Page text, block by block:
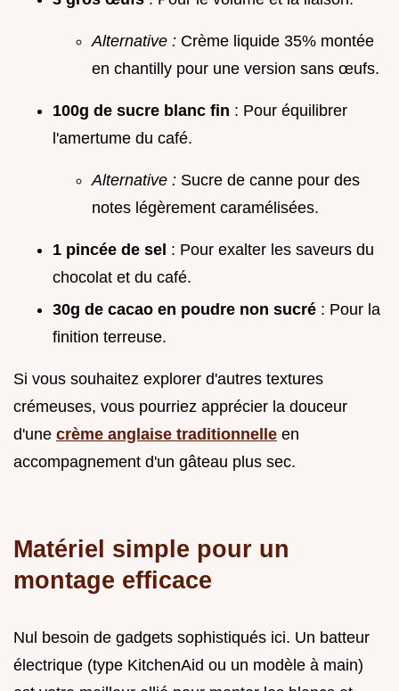
Alternative : Crème liquide 35% montée
en chantilly pour une version sans œufs.
100g de sucre blanc fin : Pour équilibrer
l'amertume du café.
Alternative : Sucre de canne pour des
notes légèrement caramélisées.
1 pincée de sel : Pour exalter les saveurs du
chocolat et du café.
30g de cacao en poudre non sucré : Pour la
finition terreuse.
Si vous souhaitez explorer d'autres textures
crémeuses, vous pourriez apprécier la douceur
d'une crème anglaise traditionnelle en
accompagnement d'un gâteau plus sec.
Matériel simple pour un
montage efficace
Nul besoin de gadgets sophistiqués ici. Un batteur
électrique (type KitchenAid ou un modèle à main)